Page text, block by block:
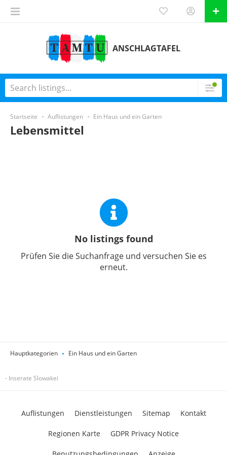
ANSCHLAGTAFEL
Startseite Auflistungen Ein Haus und ein Garten
Lebensmittel
No listings found
Prüfen Sie die Suchanfrage und versuchen Sie es
erneut.
Hauptkategorien Ein Haus und ein Garten
- Inserate Slowakei
Auflistungen Dienstleistungen Sitemap Kontakt
Regionen Karte GDPR Privacy Notice